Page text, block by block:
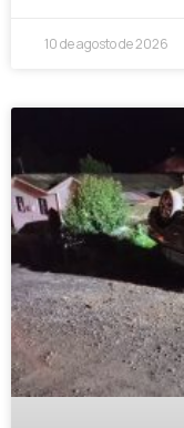
10 de agosto de 2026